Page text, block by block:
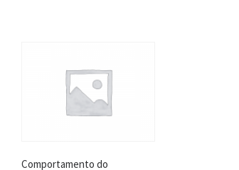
Comportamento do